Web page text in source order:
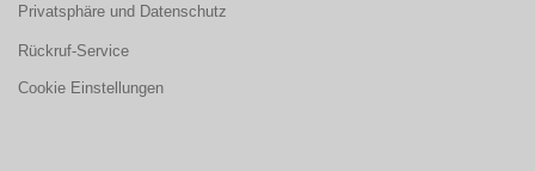
Privatsphäre und Datenschutz
Rückruf-Service
Cookie Einstellungen